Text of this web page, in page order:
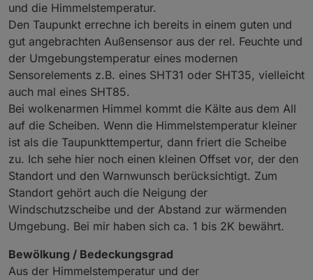
Magst du uns mehr zu deinen Erfahrungen berichten.
Ich meine, bei welchen Konstelationen tritt was
"wahrscheinlich" ein, (Scheiben)frost, Regen usw.
und die Himmelstemperatur.
Den Taupunkt errechne ich bereits in einem guten und
gut angebrachten Außensensor aus der rel. Feuchte und
der Umgebungstemperatur eines modernen
Sensorelements z.B. eines SHT31 oder SHT35, vielleicht
auch mal eines SHT85.
Bei wolkenarmen Himmel kommt die Kälte aus dem All
auf die Scheiben. Wenn die Himmelstemperatur kleiner
ist als die Taupunkttempertur, dann friert die Scheibe
zu. Ich sehe hier noch einen kleinen Offset vor, der den
Standort und den Warnwunsch berücksichtigt. Zum
Standort gehört auch die Neigung der
Windschutzscheibe und der Abstand zur wärmenden
Umgebung. Bei mir haben sich ca. 1 bis 2K bewährt.
Bewölkung / Bedeckungsgrad
Aus der Himmelstemperatur und der